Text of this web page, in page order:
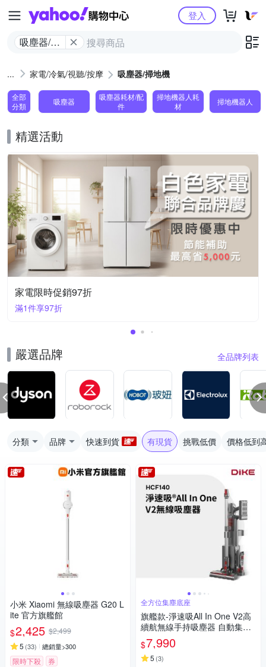
Yahoo購物中心
吸塵器/掃
登入
家電/冷氣/視聽/按摩 吸塵器/掃地機
全部
分類
吸塵器
吸塵器耗材/配
件
掃地機器人耗
材
掃地機器人
精選活動
家電限時促銷97折
滿1件享97折
嚴選品牌 全品牌列表
分類 品牌 快速到貨 有現貨 挑戰低價 價格低到
小米 Xiaomi 無線吸塵器 G20 L
ite 官方旗艦館
$2,425 $2,499
5 (33) 總銷量>300
限時下殺 券
全方位集塵底座
旗艦款-淨速吸All In One V2高
續航無線手持吸塵器 自動集塵-
吸塵/除蹣/洗地(含除蹣刷頭/洗
地刷頭)
$7,990
5 (3)